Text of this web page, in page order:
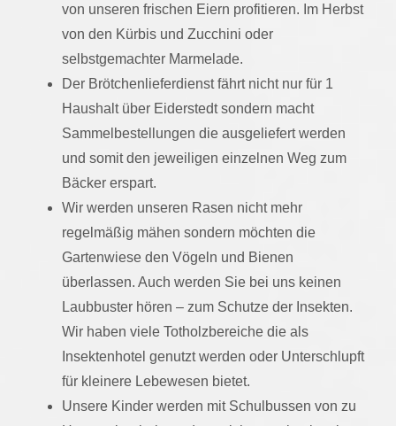
von unseren frischen Eiern profitieren. Im Herbst
von den Kürbis und Zucchini oder
selbstgemachter Marmelade.
Der Brötchenlieferdienst fährt nicht nur für 1
Haushalt über Eiderstedt sondern macht
Sammelbestellungen die ausgeliefert werden
und somit den jeweiligen einzelnen Weg zum
Bäcker erspart.
Wir werden unseren Rasen nicht mehr
regelmäßig mähen sondern möchten die
Gartenwiese den Vögeln und Bienen
überlassen. Auch werden Sie bei uns keinen
Laubbuster hören – zum Schutze der Insekten.
Wir haben viele Totholzbereiche die als
Insektenhotel genutzt werden oder Unterschlupft
für kleinere Lebewesen bietet.
Unsere Kinder werden mit Schulbussen von zu